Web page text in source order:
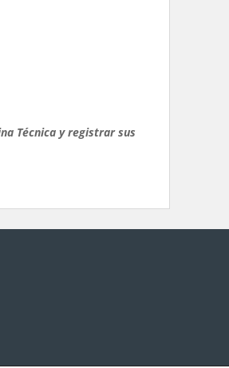
Técnica y registrar sus